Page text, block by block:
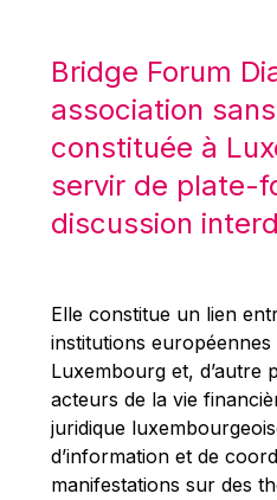
Mario Centeno
Mario Monti
Maroš ŠEFČOVIČ
Martin Bailey
Martine Reicherts
Michael Sohlman
Michel Goedert
Mireille Delmas-
Nobuo Tanaka
Otmar Issing
Bridge Forum
association
constituée à
servir de plate-
discussion
Elle constitue un lien
institutions européennes
Luxembourg et, d’autre
acteurs de la vie
juridique
d’information et de
manifestations sur des